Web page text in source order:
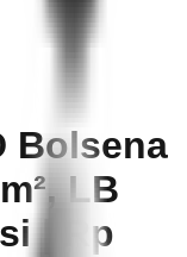
Bolsena
LB
| Rp